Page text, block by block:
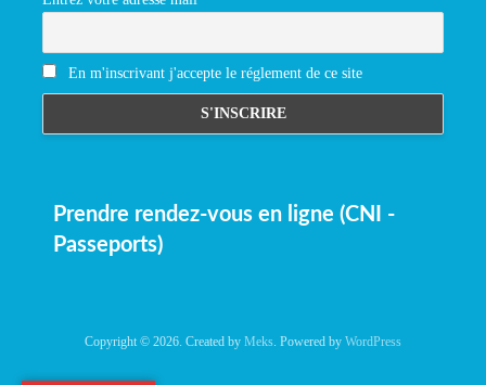
En m'inscrivant j'accepte le réglement de ce site
Prendre rendez-vous en ligne (CNI -
Passeports)
Copyright © 2026. Created by Meks . Powered by WordPress